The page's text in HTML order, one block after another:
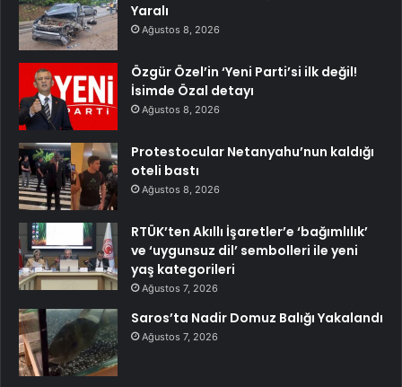
Yaralı
Ağustos 8, 2026
Özgür Özel’in ‘Yeni Parti’si ilk değil!
İsimde Özal detayı
Ağustos 8, 2026
Protestocular Netanyahu’nun kaldığı
oteli bastı
Ağustos 8, 2026
RTÜK’ten Akıllı İşaretler’e ‘bağımlılık’
ve ‘uygunsuz dil’ sembolleri ile yeni
yaş kategorileri
Ağustos 7, 2026
Saros’ta Nadir Domuz Balığı Yakalandı
Ağustos 7, 2026